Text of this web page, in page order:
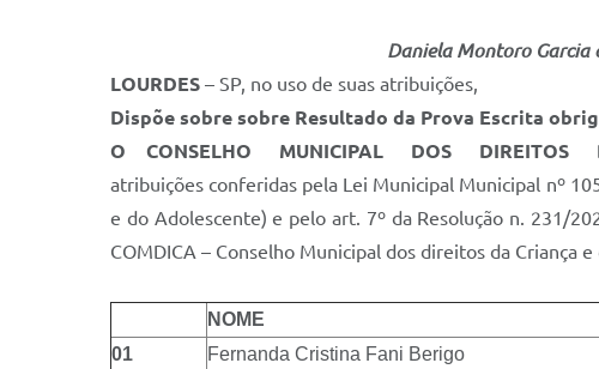
Daniela Montoro Garcia da
LOURDES – SP, no uso de suas atribuições,
Dispõe sobre sobre Resultado da Prova Escrita
O CONSELHO MUNICIPAL DOS DIREITOS
atribuições conferidas pela Lei Municipal Municipal nº
e do Adolescente) e pelo art. 7º da Resolução n. 231/
COMDICA – Conselho Municipal dos direitos da Criança
NOME
01
Fernanda Cristina Fani Berigo